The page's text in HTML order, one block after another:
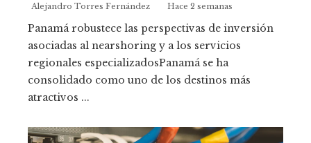
Alejandro Torres Fernández Hace 2 semanas
Panamá robustece las perspectivas de inversión
asociadas al nearshoring y a los servicios
regionales especializadosPanamá se ha
consolidado como uno de los destinos más
atractivos ...